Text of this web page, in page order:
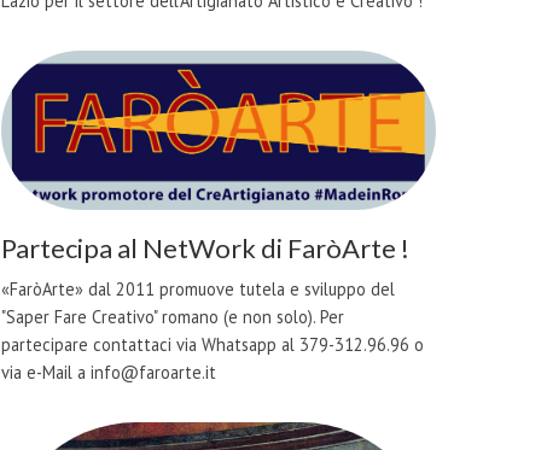
Partecipa al NetWork di FaròArte !
«FaròArte» dal 2011 promuove tutela e sviluppo del
"Saper Fare Creativo" romano (e non solo). Per
partecipare contattaci via Whatsapp al 379-312.96.96 o
via e-Mail a info@faroarte.it